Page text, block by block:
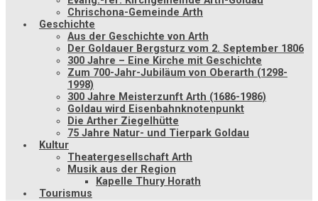
Chrischona-Gemeinde Arth
Geschichte
Aus der Geschichte von Arth
Der Goldauer Bergsturz vom 2. September 1806
300 Jahre – Eine Kirche mit Geschichte
Zum 700-Jahr-Jubiläum von Oberarth (1298-
1998)
300 Jahre Meisterzunft Arth (1686-1986)
Goldau wird Eisenbahnknotenpunkt
Die Arther Ziegelhütte
75 Jahre Natur- und Tierpark Goldau
Kultur
Theatergesellschaft Arth
Musik aus der Region
Kapelle Thury Horath
Tourismus